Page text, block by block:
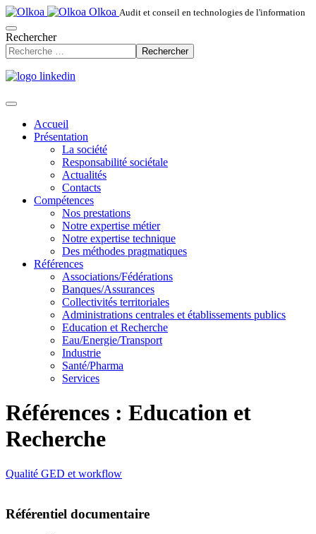
Olkoa Audit et conseil en technologies de l'information
Rechercher
Rechercher
Accueil
Présentation
La société
Responsabilité sociétale
Actualités
Contacts
Compétences
Nos prestations
Notre expertise métier
Notre expertise technique
Des méthodes pragmatiques
Références
Associations/Fédérations
Banques/Assurances
Collectivités territoriales
Administrations centrales et établissements publics
Education et Recherche
Eau/Energie/Transport
Industrie
Santé/Pharma
Services
Références : Education et
Recherche
Qualité GED et workflow
Référentiel documentaire